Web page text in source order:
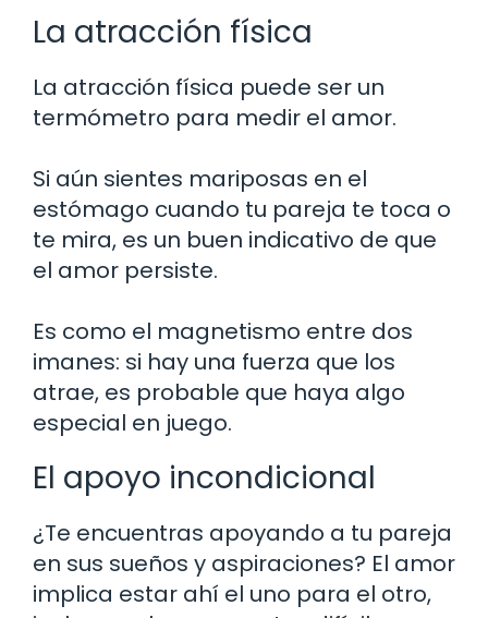
La atracción física
La atracción física puede ser un
termómetro para medir el amor.
Si aún sientes mariposas en el
estómago cuando tu pareja te toca o
te mira, es un buen indicativo de que
el amor persiste.
Es como el magnetismo entre dos
imanes: si hay una fuerza que los
atrae, es probable que haya algo
especial en juego.
El apoyo incondicional
¿Te encuentras apoyando a tu pareja
en sus sueños y aspiraciones? El amor
implica estar ahí el uno para el otro,